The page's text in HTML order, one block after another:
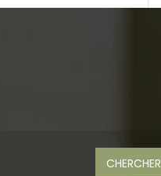
CHERCHER